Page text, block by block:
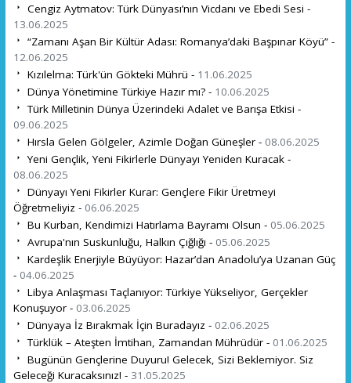
Cengiz Aytmatov: Türk Dünyası’nın Vicdanı ve Ebedi Sesi -
13.06.2025
“Zamanı Aşan Bir Kültür Adası: Romanya’daki Başpınar Köyü” -
12.06.2025
Kızılelma: Türk'ün Gökteki Mührü - 11.06.2025
Dünya Yönetimine Türkiye Hazır mı? - 10.06.2025
Türk Milletinin Dünya Üzerindeki Adalet ve Barışa Etkisi -
09.06.2025
Hırsla Gelen Gölgeler, Azimle Doğan Güneşler - 08.06.2025
Yeni Gençlik, Yeni Fikirlerle Dünyayı Yeniden Kuracak -
08.06.2025
Dünyayı Yeni Fikirler Kurar: Gençlere Fikir Üretmeyi
Öğretmeliyiz - 06.06.2025
Bu Kurban, Kendimizi Hatırlama Bayramı Olsun - 05.06.2025
Avrupa'nın Suskunluğu, Halkın Çığlığı - 05.06.2025
Kardeşlik Enerjiyle Büyüyor: Hazar’dan Anadolu’ya Uzanan Güç
- 04.06.2025
Libya Anlaşması Taçlanıyor: Türkiye Yükseliyor, Gerçekler
Konuşuyor - 03.06.2025
Dünyaya İz Bırakmak İçin Buradayız - 02.06.2025
Türklük – Ateşten İmtihan, Zamandan Mührüdür - 01.06.2025
Bugünün Gençlerine Duyuru! Gelecek, Sizi Beklemiyor. Siz
Geleceği Kuracaksınız! - 31.05.2025